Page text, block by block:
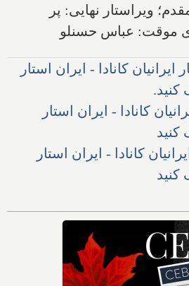
ویراستار نهایی: پر
موقت: عباس حسنلو
کانادا - ایران استار
کنید.
کانادا - ایران استار
کنید
کانادا - ایران استار
کنید